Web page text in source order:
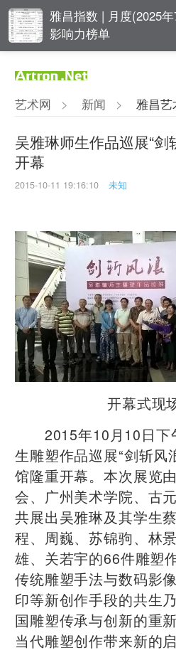
雅昌指数 | 月度(2025
影响力榜单
值
张瀚文：以物质媒介具
界
态的十年
艺术网 > 新闻 > 雅昌
吴雅琳师生作品巡展“剑
开幕
2015-10-11 19:16:10 未知
开幕式现
2015年10月10日下
生雕塑作品巡展“剑斩风
馆隆重开幕。本次展览
会、广州美术学院、古
共展出吴雅琳及其学生
程、周巍、苏锦驹、林
雄、关若宇的66件雕塑
传统雕塑手法与数码影
印等新创作手段的共生
国雕塑传承与创新的重
当代雕塑创作带来新的启